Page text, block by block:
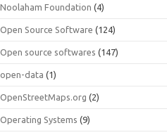
Noolaham Foundation (4)
Open Source Software (124)
Open source softwares (147)
open-data (1)
OpenStreetMaps.org (2)
Operating Systems (9)